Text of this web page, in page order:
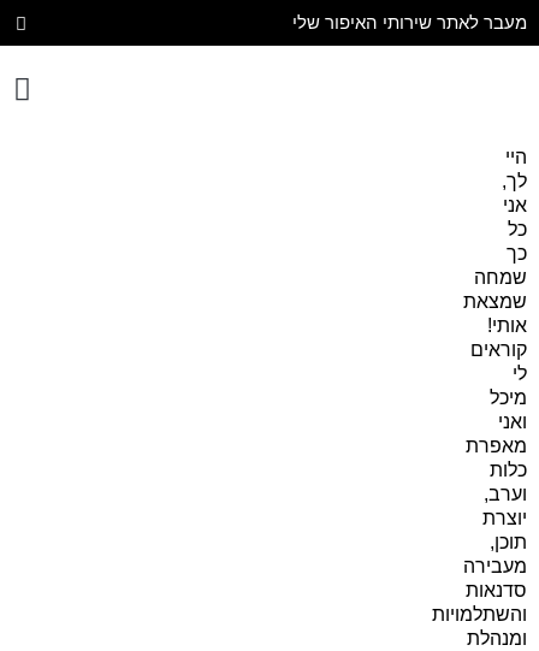
מעבר לאתר שירותי האיפור שלי
היי
לך,
אני
כל
כך
שמחה
שמצאת
אותי!
קוראים
לי
מיכל
ואני
מאפרת
כלות
וערב,
יוצרת
תוכן,
מעבירה
סדנאות
והשתלמויות
ומנהלת